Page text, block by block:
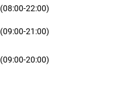
(08:00-22:00)
(09:00-21:00)
(09:00-20:00)